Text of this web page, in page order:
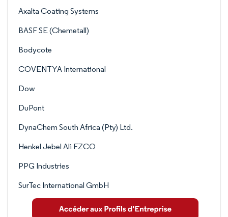
Axalta Coating Systems
BASF SE (Chemetall)
Bodycote
COVENTYA International
Dow
DuPont
DynaChem South Africa (Pty) Ltd.
Henkel Jebel Ali FZCO
PPG Industries
SurTec International GmbH